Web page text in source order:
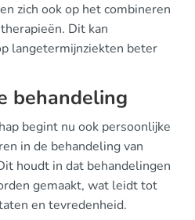
zich ook op het combineren
Dit kan
langetermijnziekten beter
behandeling
begint nu ook persoonlijke
in de behandeling van
houdt in dat behandelingen
gemaakt, wat leidt tot
en tevredenheid.